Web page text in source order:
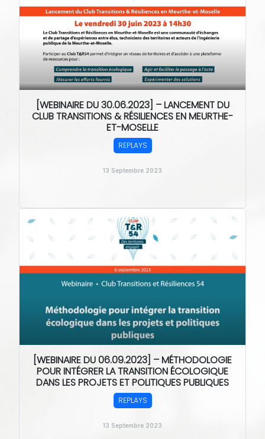
[WEBINAIRE DU 30.06.2023] – LANCEMENT DU
CLUB TRANSITIONS & RÉSILIENCES EN MEURTHE-
ET-MOSELLE
REPLAYS
13 Septembre 2023
[WEBINAIRE DU 06.09.2023] – MÉTHODOLOGIE
POUR INTÉGRER LA TRANSITION ÉCOLOGIQUE
DANS LES PROJETS ET POLITIQUES PUBLIQUES
REPLAYS
13 Septembre 2023